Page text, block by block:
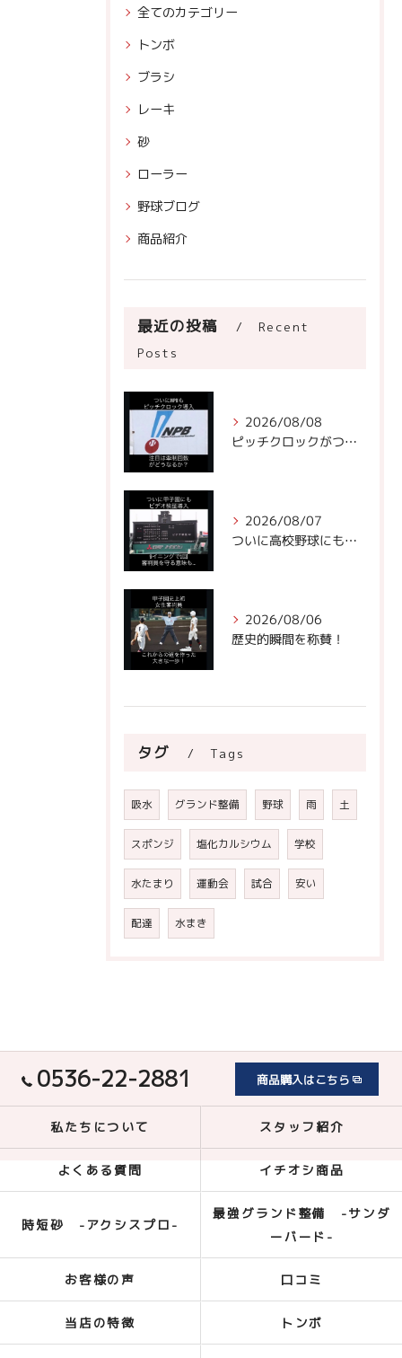
全てのカテゴリー
トンボ
ブラシ
レーキ
砂
ローラー
野球ブログ
商品紹介
最近の投稿
Recent
Posts
2026/08/08
ピッチクロックがついにNPBに!
2026/08/07
ついに高校野球にもビデオ判定が！
2026/08/06
歴史的瞬間を称賛！
タグ Tags
吸水 グランド整備 野球 雨 土
スポンジ 塩化カルシウム 学校
水たまり 運動会 試合 安い
配達 水まき
0536-22-2881 商品購入はこちら
私たちについて スタッフ紹介
よくある質問 イチオシ商品
時短砂 -アクシスプロ-
最強グランド整備 -サンダ
ーバード-
お客様の声 口コミ
当店の特徴 トンボ